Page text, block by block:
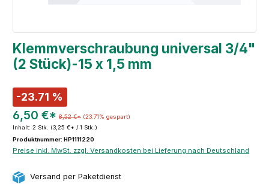
Klemmverschraubung universal 3/4"
(2 Stück)-15 x 1,5 mm
-23.71 %
6,50 €* 8,52 €* (23.71% gespart)
Inhalt: 2 Stk. (3,25 €* / 1 Stk.)
Produktnummer: HP1111220
Preise inkl. MwSt. zzgl. Versandkosten bei Lieferung nach Deutschland
Versand per Paketdienst